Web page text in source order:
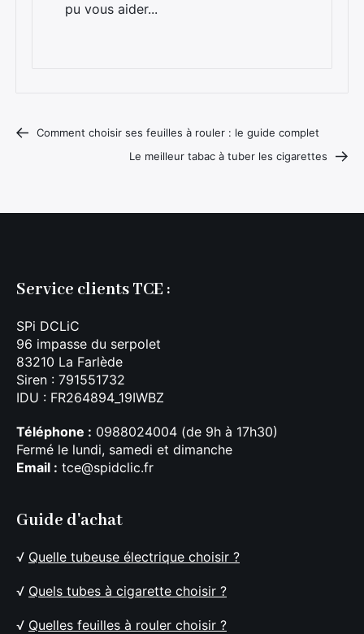
pu vous aider...
Comment choisir ses feuilles à rouler : le guide complet
Le meilleur tabac à tuber les cigarettes
Service clients TCE :
SPi DCLiC
96 impasse du serpolet
83210 La Farlède
Siren : 791551732
IDU : FR264894_19IWBZ
Téléphone : 0988024004 (de 9h à 17h30)
Fermé le lundi, samedi et dimanche
Email : tce@spidclic.fr
Guide d'achat
√ Quelle tubeuse électrique choisir ?
√ Quels tubes à cigarette choisir ?
√ Quelles feuilles à rouler choisir ?